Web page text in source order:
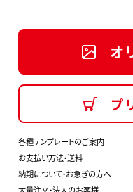
オ
プ
各種テンプレートのご案内
お支払い方法・送料
納期について・お急ぎの方へ